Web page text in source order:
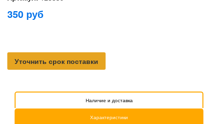
350 руб
Уточнить срок поставки
Наличие и доставка
Характеристики